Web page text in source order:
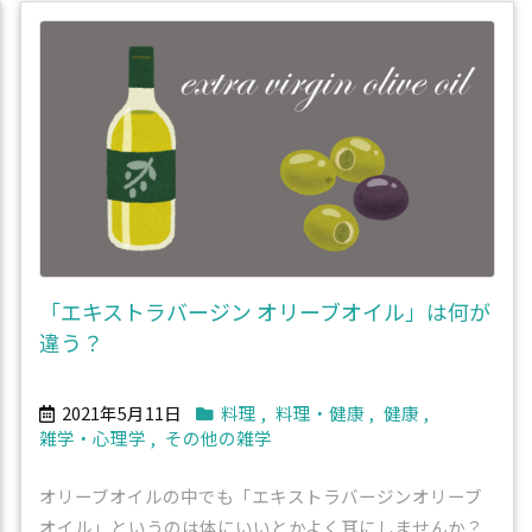
「エキストラバージン オリーブオイル」は何が
違う？
2021年5月11日 料理 , 料理・健康 , 健康 ,
雑学・心理学 , その他の雑学
オリーブオイルの中でも「エキストラバージンオリーブ
オイル」というのは体にいいとかよく耳にしませんか？